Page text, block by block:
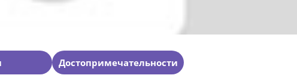
Достопримечательности